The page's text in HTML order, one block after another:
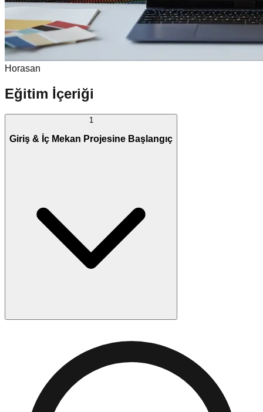
Horasan
Eğitim İçeriği
1
Giriş & İç Mekan Projesine Başlangıç